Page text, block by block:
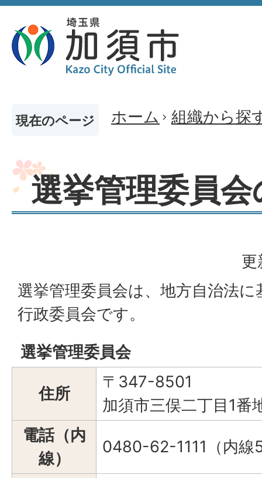
現在のページ ホーム 組織から探
選挙管理委員
更
選挙管理委員会は、地方自治法
行政委員会です。
選挙管理委員会
住所
〒347-8501
加須市三俣二丁目1番
電話（内
線）
0480-62-1111（内線